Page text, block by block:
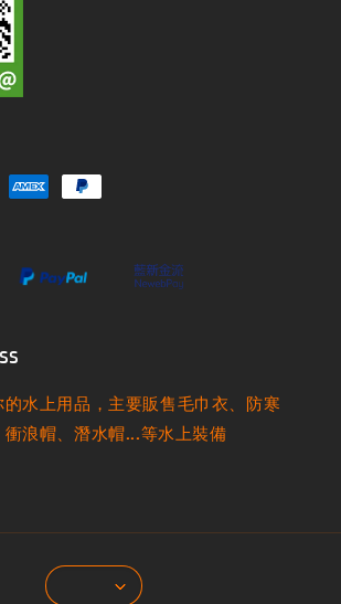
水上用品，主要販售毛巾衣、防寒
浪帽、潛水帽...等水上裝備